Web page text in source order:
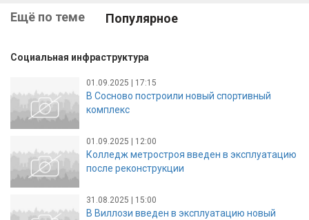
Ещё по теме Популярное
Социальная инфраструктура
01.09.2025 | 17:15
В Сосново построили новый спортивный
комплекс
01.09.2025 | 12:00
Колледж метростроя введен в эксплуатацию
после реконструкции
31.08.2025 | 15:00
В Виллози введен в эксплуатацию новый